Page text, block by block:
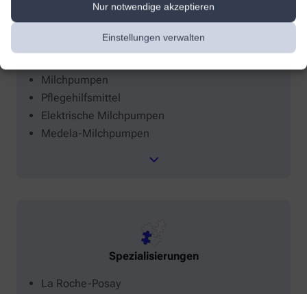
Nur notwendige akzeptieren
Einstellungen verwalten
Babywaagen
Blutdruckmessgeräte
Milchpumpen
Pflegehilfsmittel
Elektrische Milchpumpen
Medela-Milchpumpen
Spezialisierungen
La Roche-Posay